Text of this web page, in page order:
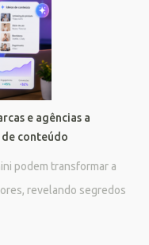
e agências a
conteúdo
podem transformar a
revelando segredos